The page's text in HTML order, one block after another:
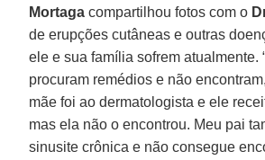
Mortaga compartilhou fotos com o
de erupções cutâneas e outras
ele e sua família sofrem atualmente.
procuram remédios e não
mãe foi ao dermatologista e ele
mas ela não o encontrou. Meu pai
sinusite crônica e não consegue